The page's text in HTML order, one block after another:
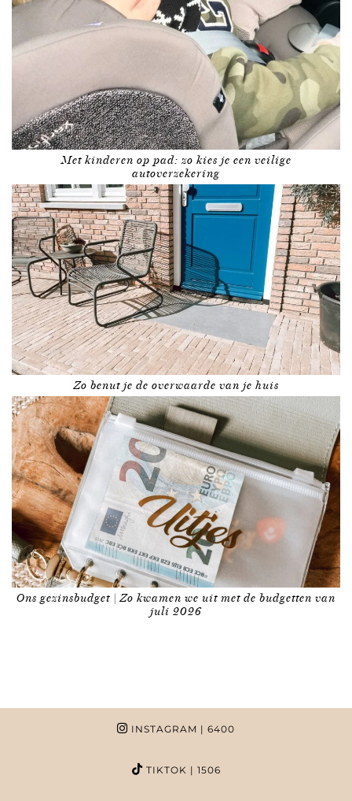
Met kinderen op pad: zo kies je een veilige
autoverzekering
Zo benut je de overwaarde van je huis
Ons gezinsbudget | Zo kwamen we uit met de budgetten van
juli 2026
INSTAGRAM | 6400
TIKTOK | 1506